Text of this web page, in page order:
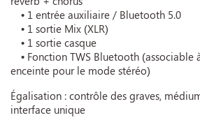
• 1 entrée auxiliaire / Bluetooth 5.0
• 1 sortie Mix (XLR)
• 1 sortie casque
• Fonction TWS Bluetooth (associable
enceinte pour le mode stéréo)
Égalisation : contrôle des graves,
interface unique